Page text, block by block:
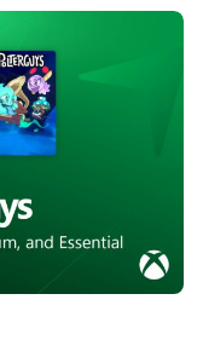
a
s
e
m
a
n
a